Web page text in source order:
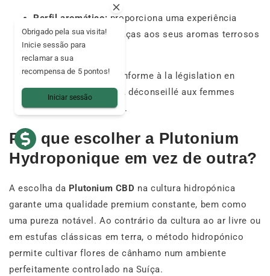
Perfil aromático: proporciona uma experiência
gustativa robusta graças aos seus aromas terrosos
e amadeirados.
Sécurité : produit conforme à la législation en
vigueur (THC < 0,3%), déconseillé aux femmes
enceintes allaitantes.
Por que escolher a Plutonium
Hydroponique em vez de outra?
A escolha da Plutonium CBD na cultura hidropónica
garante uma qualidade premium constante, bem como
uma pureza notável. Ao contrário da cultura ao ar livre ou
em estufas clássicas em terra, o método hidropónico
permite cultivar flores de cânhamo num ambiente
perfeitamente controlado na Suíça.
Obrigado pela sua visita!
Inicie sessão para
reclamar a sua
recompensa de 5 pontos!
Iniciar sessão